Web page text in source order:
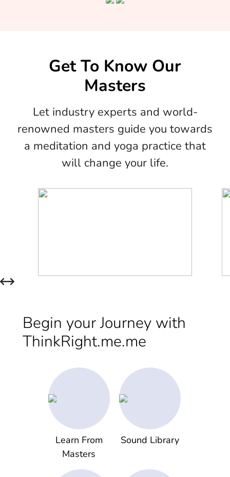
Get To Know Our
Masters
Let industry experts and world-
renowned masters guide you towards
a meditation and yoga practice that
will change your life.
Begin your Journey with
ThinkRight.me.me
Learn From
Masters
Sound Library